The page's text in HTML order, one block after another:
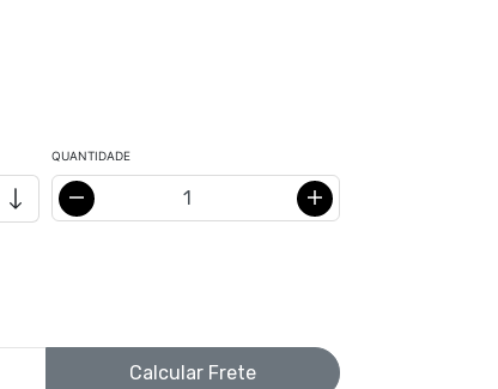
QUANTIDADE
Calcular Frete